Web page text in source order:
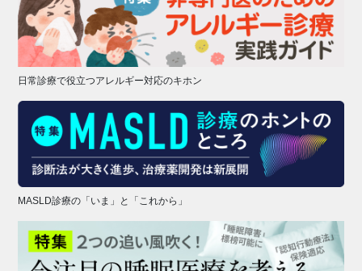
日常診療で役立つアレルギー対応のキホン
MASLD診療の「いま」と「これから」